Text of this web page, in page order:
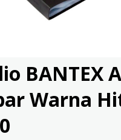
BANTEX
Warna